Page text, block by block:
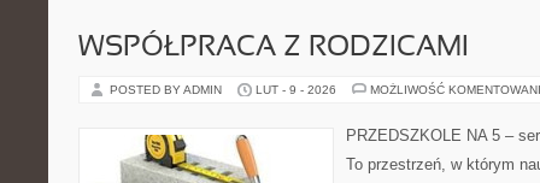
WSPÓŁPRACA Z RODZICAMI
POSTED BY ADMIN LUT - 9 - 2026 MOŻLIWOŚĆ
PRZEDSZKOLE NA 5 –
To przestrzeń, w którym